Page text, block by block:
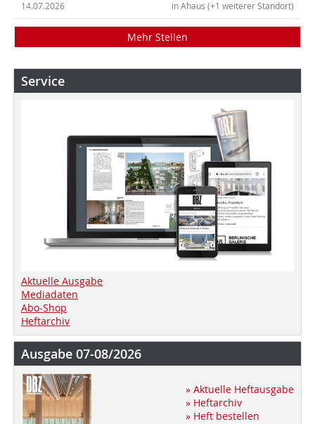
in Ahaus (+1 weiterer Standort)
14.07.2026
Mehr Stellen
Service
Aktuelle Ausgabe
Mediadaten
Abo-Shop
Heftarchiv
Ausgabe 07-08/2026
» Aktuelle Heftausgabe
» Heftarchiv
» Heft bestellen